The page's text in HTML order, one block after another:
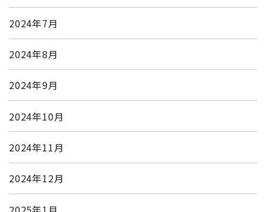
2024年7月
2024年8月
2024年9月
2024年10月
2024年11月
2024年12月